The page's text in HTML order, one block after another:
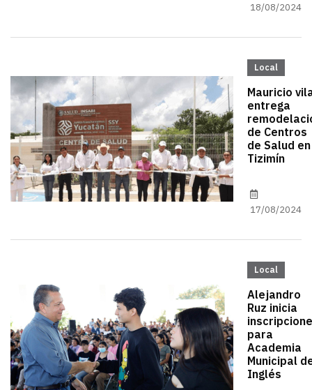
18/08/2024
Local
Mauricio
entrega
de Centros
de Salud en
Tizimín
17/08/2024
Local
Alejandro
Ruz inicia
para
Academia
Municipal
Inglés